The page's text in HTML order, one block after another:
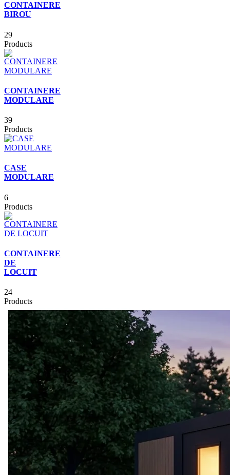
CONTAINERE
BIROU
29
Products
CONTAINERE
MODULARE
39
Products
CASE
MODULARE
6
Products
CONTAINERE
DE
LOCUIT
24
Products